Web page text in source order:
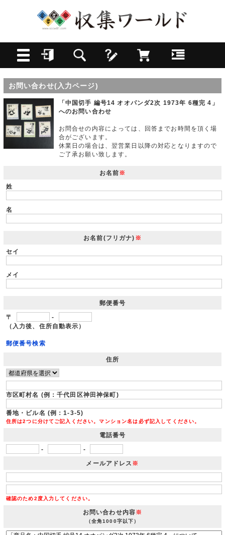
お問い合わせ(入力ページ)
「中国切手 編号14 オオパンダ2次 1973年 6種完 4」
へのお問い合わせ
お問合せの内容によっては、回答までお時間を頂く場
合がございます。
休業日の場合は、翌営業日以降の対応となりますので
ご了承お願い致します。
お名前※
姓
名
お名前(フリガナ) ※
セイ
メイ
郵便番号
〒
-
（入力後、住所自動表示）
郵便番号検索
住所
市区町村名 (例：千代田区神田神保町)
番地・ビル名 (例：1-3-5)
住所は2つに分けてご記入ください。マンション名は必ず記入してください。
電話番号
- -
メールアドレス ※
確認のため2度入力してください。
お問い合わせ内容※
（全角1000字以下）